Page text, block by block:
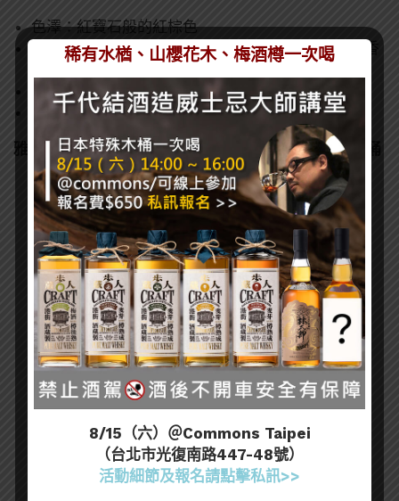
色澤：紅寶石般的紅棕色
香氣：前段清透蜂蜜的微甜感，裹上糖粉的水果糖香
口感：茉莉花香淡雅。
尾韻：以香草與瓜果香為主要基調，飽滿且甜美。
雅墨15年單一麥芽威士忌 – 珍稀選桶系列朱佩爾白酒桶
稀有水楢、山櫻花木、梅酒樽一次喝
8/15（六）＠Commons Taipei
（台北市光復南路447-48號）
活動細節及報名請點擊私訊>>